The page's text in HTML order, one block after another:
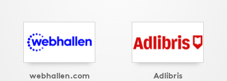
webhallen.com Adlibris